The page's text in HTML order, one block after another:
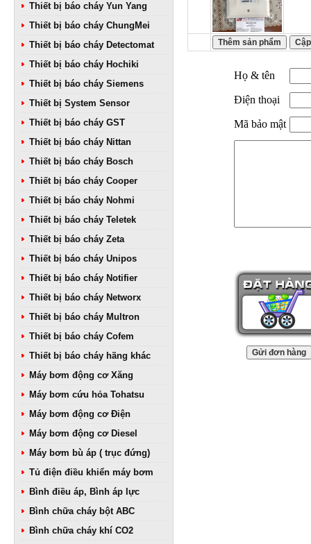
Thiết bị báo cháy Yun Yang
Thiết bị báo cháy ChungMei
Thiết bị báo cháy Detectomat
Thiết bị báo cháy Hochiki
Thiết bị báo cháy Siemens
Thiết bị System Sensor
Thiết bị báo cháy GST
Thiết bị báo cháy Nittan
Thiết bị báo cháy Bosch
Thiết bị báo cháy Cooper
Thiết bị báo cháy Nohmi
Thiết bị báo cháy Teletek
Thiết bị báo cháy Zeta
Thiết bị báo cháy Unipos
Thiết bị báo cháy Notifier
Thiết bị báo cháy Networx
Thiết bị báo cháy Multron
Thiết bị báo cháy Cofem
Thiết bị báo cháy hãng khác
Máy bơm động cơ Xăng
Máy bơm cứu hỏa Tohatsu
Máy bơm động cơ Điện
Máy bơm động cơ Diesel
Máy bơm bù áp ( trục đứng)
Tủ điện điều khiển máy bơm
Bình điều áp, Bình áp lực
Bình chữa cháy bột ABC
Bình chữa cháy khí CO2
Họ & tên
Điện thoại
Mã bảo mật